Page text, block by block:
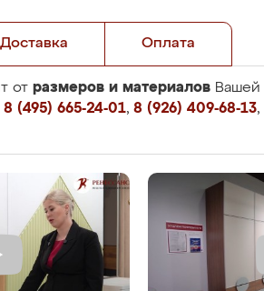
Доставка Оплата
от размеров и материалов Вашей
8 (495) 665-24-01, 8 (926) 409-68-13,